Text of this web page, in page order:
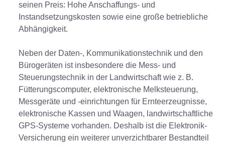
seinen Preis: Hohe Anschaffungs- und
Instandsetzungskosten sowie eine große betriebliche
Abhängigkeit.
Neben der Daten-, Kommunikationstechnik und den
Bürogeräten ist insbesondere die Mess- und
Steuerungstechnik in der Landwirtschaft wie z. B.
Fütterungscomputer, elektronische Melksteuerung,
Messgeräte und -einrichtungen für Ernteerzeugnisse,
elektronische Kassen und Waagen, landwirtschaftliche
GPS-Systeme vorhanden. Deshalb ist die Elektronik-
Versicherung ein weiterer unverzichtbarer Bestandteil